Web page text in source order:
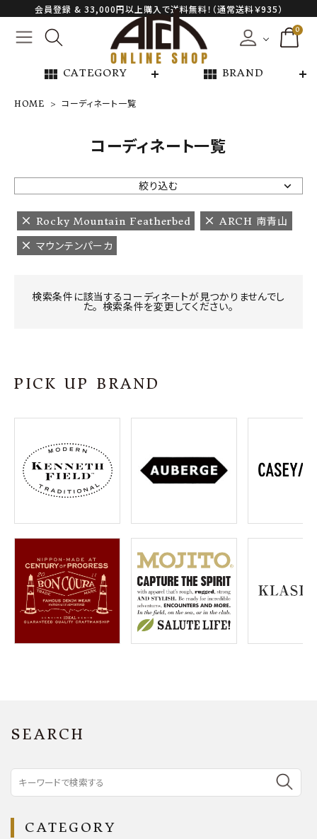
会員登録 & 33,000円以上購入で送料無料！（通常送料￥935）
0
view_module CATEGORY view_module BRAND
NEW ARRIVAL
ARCH EXCLUSIVE
BRAND
CATEGORY
プライバシーポリシー
特定商取引法について
お問い合わせ
OFFICIAL WEB SITE
meeting_room ログイン 会員登録
HOME コーディネート一覧
コーディネート一覧
絞り込む
Rocky Mountain Featherbed
ARCH 南青山
マウンテンパーカ
検索条件に該当するコーディネートが見つかりませんでし
た。 検索条件を変更してください。
PICK UP BRAND
SEARCH
CATEGORY